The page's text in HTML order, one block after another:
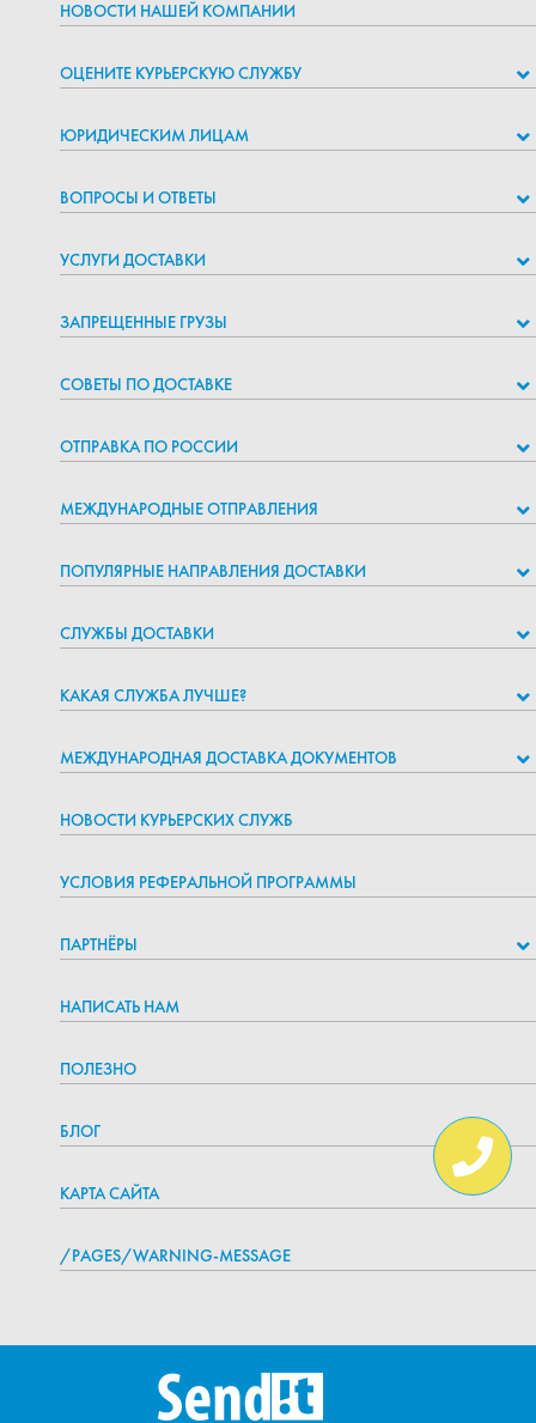
НОВОСТИ НАШЕЙ КОМПАНИИ
ОЦЕНИТЕ КУРЬЕРСКУЮ СЛУЖБУ
ЮРИДИЧЕСКИМ ЛИЦАМ
ВОПРОСЫ И ОТВЕТЫ
УСЛУГИ ДОСТАВКИ
ЗАПРЕЩЕННЫЕ ГРУЗЫ
СОВЕТЫ ПО ДОСТАВКЕ
ОТПРАВКА ПО РОССИИ
МЕЖДУНАРОДНЫЕ ОТПРАВЛЕНИЯ
ПОПУЛЯРНЫЕ НАПРАВЛЕНИЯ ДОСТАВКИ
СЛУЖБЫ ДОСТАВКИ
КАКАЯ СЛУЖБА ЛУЧШЕ?
МЕЖДУНАРОДНАЯ ДОСТАВКА ДОКУМЕНТОВ
НОВОСТИ КУРЬЕРСКИХ СЛУЖБ
УСЛОВИЯ РЕФЕРАЛЬНОЙ ПРОГРАММЫ
ПАРТНЁРЫ
НАПИСАТЬ НАМ
ПОЛЕЗНО
БЛОГ
КАРТА САЙТА
/PAGES/WARNING-MESSAGE